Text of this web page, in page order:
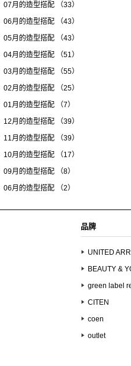
07月的造型搭配 （33）
06月的造型搭配 （43）
05月的造型搭配 （43）
04月的造型搭配 （51）
03月的造型搭配 （55）
02月的造型搭配 （25）
01月的造型搭配 （7）
12月的造型搭配 （39）
11月的造型搭配 （39）
10月的造型搭配 （17）
09月的造型搭配 （8）
06月的造型搭配 （2）
品牌
UNITED
BEAUTY &
green label
CITEN
coen
outlet